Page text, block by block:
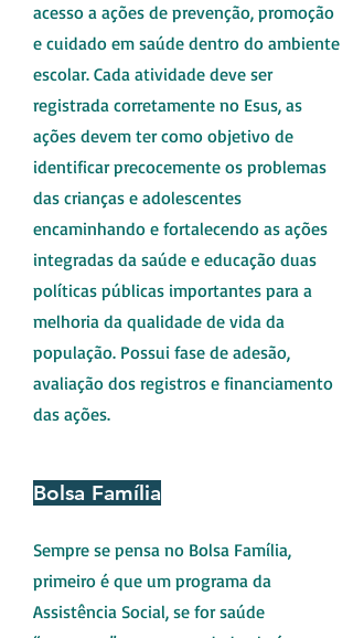
acesso a ações de prevenção, promoção
e cuidado em saúde dentro do ambiente
escolar. Cada atividade deve ser
registrada corretamente no Esus, as
ações devem ter como objetivo de
identificar precocemente os problemas
das crianças e adolescentes
encaminhando e fortalecendo as ações
integradas da saúde e educação duas
políticas públicas importantes para a
melhoria da qualidade de vida da
população. Possui fase de adesão,
avaliação dos registros e financiamento
das ações.
Bolsa Família
Sempre se pensa no Bolsa Família,
primeiro é que um programa da
Assistência Social, se for saúde